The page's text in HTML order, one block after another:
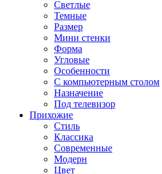
Светлые
Темные
Размер
Мини стенки
Форма
Угловые
Особенности
С компьютерным столом
Назначение
Под телевизор
Прихожие
Стиль
Классика
Современные
Модерн
Цвет